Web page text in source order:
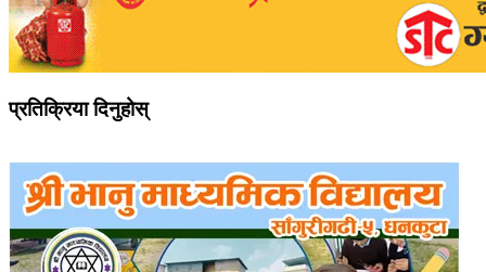
प्रतिक्रिया दिनुहोस्